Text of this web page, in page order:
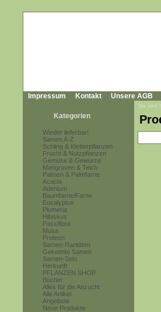
Impressum Kontakt Unsere AGB
Kategorien
Wieder lieferbar!
Samen A-Z
Schling & Kletterpflanzen
Frucht & Nutzpflanzen
Gemüse & Gewürze
Mangroven & Teich
Palmen & Palmfarne
Acacia
Adenium
Baumfarne/Farne
Eucalyptus
Plumeria
Hibiskus
Passiflora
Musa
Proteen
Samen-Raritäten
Gekeimte Samen
Samen-Sets
Herkunft
PFLANZEN SHOP
Bücher
Alles für die Anzucht
Alle Artikel
Angebote
Neue Produkte
Sie sind